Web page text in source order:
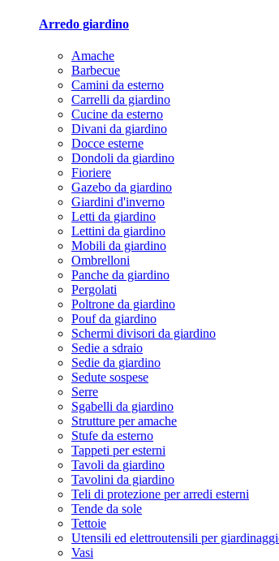
Arredo giardino
Amache
Barbecue
Camini da esterno
Carrelli da giardino
Cucine da esterno
Divani da giardino
Docce esterne
Dondoli da giardino
Fioriere
Gazebo da giardino
Giardini d'inverno
Letti da giardino
Lettini da giardino
Mobili da giardino
Ombrelloni
Panche da giardino
Pergolati
Poltrone da giardino
Pouf da giardino
Schermi divisori da giardino
Sedie a sdraio
Sedie da giardino
Sedute sospese
Serre
Sgabelli da giardino
Strutture per amache
Stufe da esterno
Tappeti per esterni
Tavoli da giardino
Tavolini da giardino
Teli di protezione per arredi esterni
Tende da sole
Tettoie
Utensili ed elettroutensili per
Vasi